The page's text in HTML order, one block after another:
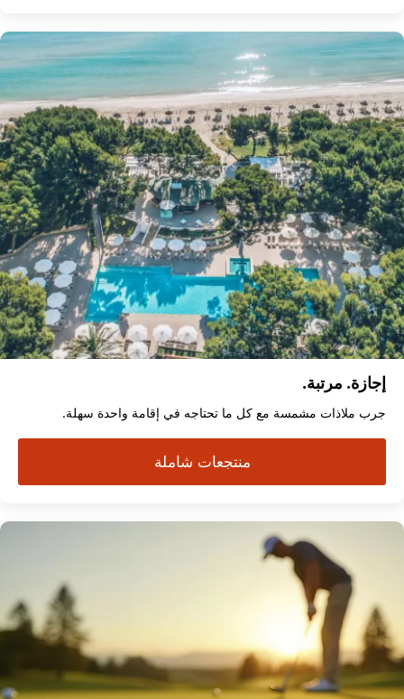
إجازة. مرتبة.
جرب ملاذات مشمسة مع كل ما تحتاجه في إقامة واحدة سهلة.
منتجعات شاملة